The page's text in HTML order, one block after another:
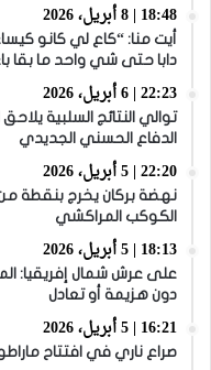
18:48 | 8 أبريل، 2026
أيت منا: “كاع لي كانو
دابا حتى شي واحد ما بقا
22:23 | 6 أبريل، 2026
توالي النتائج السلبية
الدفاع الحسني الجديدي
22:20 | 5 أبريل، 2026
نهضة بركان يخرج بنقطة
الكوكب المراكشي
18:13 | 5 أبريل، 2026
دون هزيمة أو تعادل
16:21 | 5 أبريل، 2026
صراع ناري في افتتاح